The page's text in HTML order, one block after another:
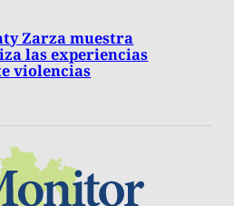
Zarza muestra
las experiencias
violencias